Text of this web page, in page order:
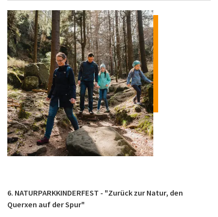
6. NATURPARKKINDERFEST - "Zurück zur Natur, den
Querxen auf der Spur"